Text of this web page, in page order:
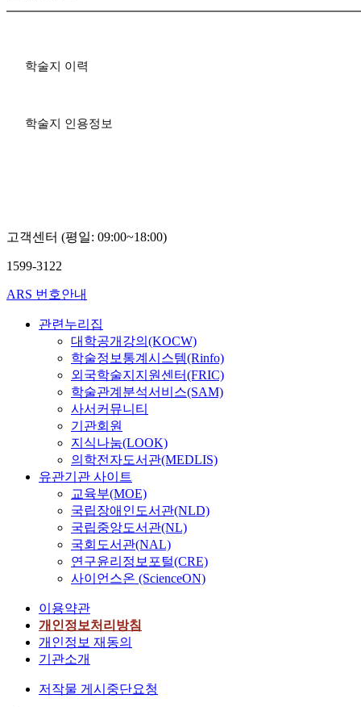
학술지 이력
학술지 인용정보
고객센터 (평일: 09:00~18:00)
1599-3122
ARS 번호안내
관련누리집
대학공개강의(KOCW)
학술정보통계시스템(Rinfo)
외국학술지지원센터(FRIC)
학술관계분석서비스(SAM)
사서커뮤니티
기관회원
지식나눔(LOOK)
의학전자도서관(MEDLIS)
유관기관 사이트
교육부(MOE)
국립장애인도서관(NLD)
국립중앙도서관(NL)
국회도서관(NAL)
연구윤리정보포털(CRE)
사이언스온 (ScienceON)
이용약관
개인정보처리방침
개인정보 재동의
기관소개
저작물 게시중단요청